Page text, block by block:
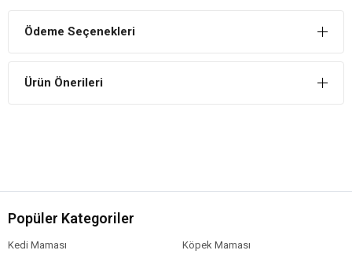
Köpeklerin diş etlerine masaj yaparak ve tartar plaklarını
Ödeme Seçenekleri
Ürün Önerileri
Popüler Kategoriler
Kedi Maması
Köpek Maması